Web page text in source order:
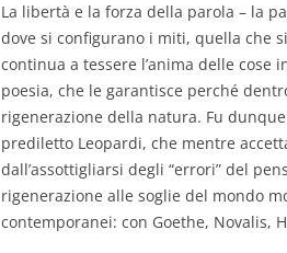
La libertà e la forza della parola – la
dove si configurano i miti, quella che
continua a tessere l’anima delle cose
poesia, che le garantisce perché
rigenerazione della natura. Fu
prediletto Leopardi, che mentre
dall’assottigliarsi degli “errori” del
rigenerazione alle soglie del mondo
contemporanei: con Goethe, Novalis,